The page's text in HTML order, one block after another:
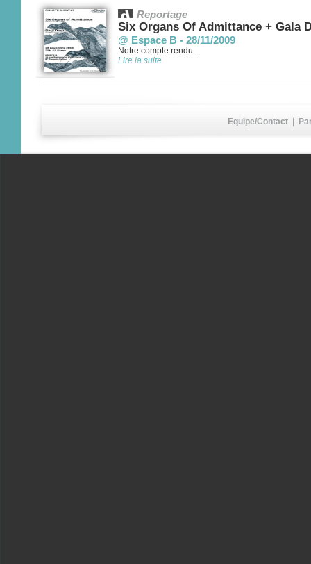
Reportage
Six Organs Of Admittance + Gala
@ Espace B - 28/11/2009
Notre compte rendu...
Lire la suite
Equipe/Contact